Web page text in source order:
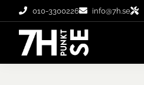
010-3300226 info@7h.se